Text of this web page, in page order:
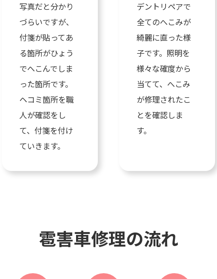
写真だと分かり
づらいですが、
付箋が貼ってあ
る箇所がひょう
でへこんでしま
った箇所です。
ヘコミ箇所を職
人が確認をし
て、付箋を付け
ていきます。
デントリペアで
全てのへこみが
綺麗に直った様
子です。照明を
様々な確度から
当てて、へこみ
が修理されたこ
とを確認しま
す。
雹害車修理の流れ